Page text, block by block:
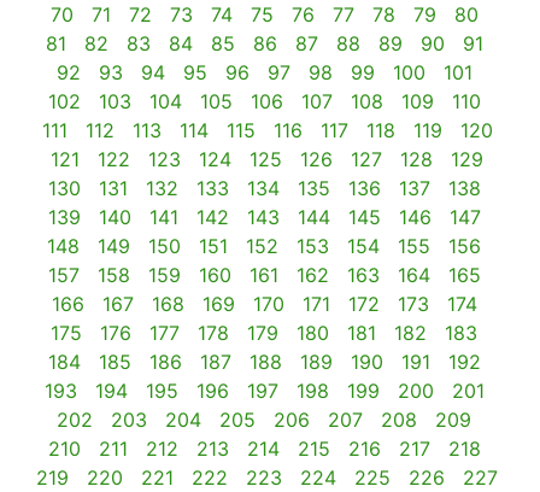
70
71 72 73 74 75 76 77 78 79
80
81
82 83 84 85 86 87 88 89 90
91
92
93 94 95 96 97 98 99 100
101
102
103 104 105 106 107 108 109
110
111
112 113 114 115 116 117 118 119
120
121
122 123 124 125 126 127 128
129
130
131 132 133 134 135 136 137
138
139
140 141 142 143 144 145 146
147
148
149 150 151 152 153 154 155
156
157
158 159 160 161 162 163 164
165
166
167 168 169 170 171 172 173
174
175
176 177 178 179 180 181 182
183
184
185 186 187 188 189 190 191
192
193
194 195 196 197 198 199 200
201
202
203 204 205 206 207 208
209
210
211 212 213 214 215 216 217
218
219
220 221 222 223 224 225 226
227